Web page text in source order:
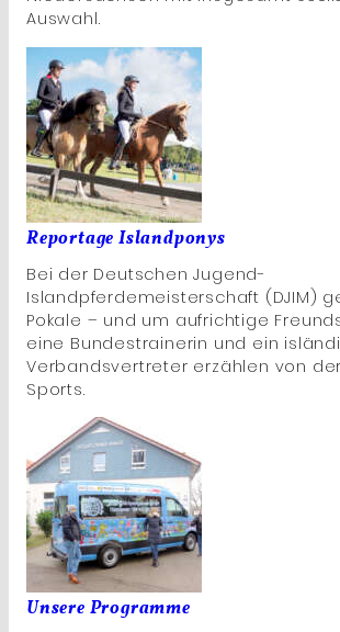
Auswahl.
Reportage Islandponys
Bei der Deutschen Jugend-
Islandpferdemeisterschaft (DJIM)
Pokale – und um aufrichtige
eine Bundestrainerin und ein
Verbandsvertreter erzählen von
Sports.
Unsere Programme